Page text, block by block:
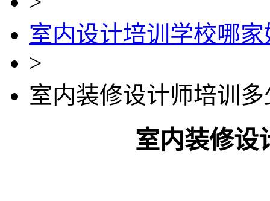
室内设计培训学校哪家
>
室内装修设计师培训
室内装修设